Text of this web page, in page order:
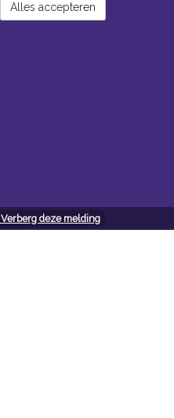
Verberg deze melding
Alles accepteren